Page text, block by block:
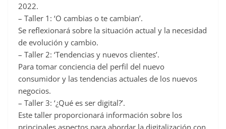
2022.
– Taller 1: ‘O cambias o te cambian’.
Se reflexionará sobre la situación actual y la necesidad
de evolución y cambio.
– Taller 2: ‘Tendencias y nuevos clientes’.
Para tomar conciencia del perfil del nuevo
consumidor y las tendencias actuales de los nuevos
negocios.
– Taller 3: ‘¿Qué es ser digital?’.
Este taller proporcionará información sobre los